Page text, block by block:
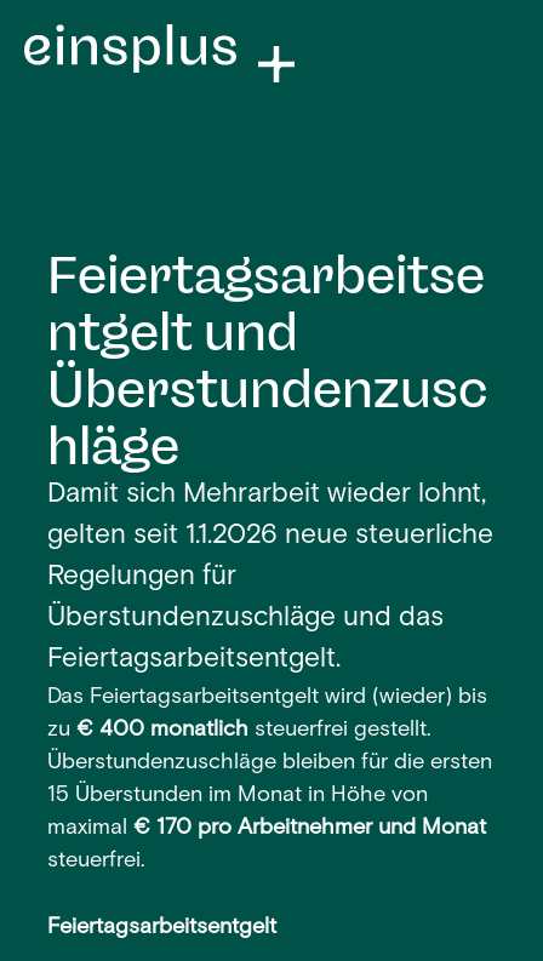
Feiertagsarbeitse
ntgelt und
Überstundenzusc
hläge
Damit sich Mehrarbeit wieder lohnt,
gelten seit 1.1.2026 neue steuerliche
Regelungen für
Überstundenzuschläge und das
Feiertagsarbeitsentgelt.
Das Feiertagsarbeitsentgelt wird (wieder) bis
zu€ 400 monatlich steuerfrei gestellt.
Überstundenzuschläge bleiben für die ersten
15 Überstunden im Monat in Höhe von
maximal€ 170 pro Arbeitnehmer und Monat
steuerfrei.
Feiertagsarbeitsentgelt